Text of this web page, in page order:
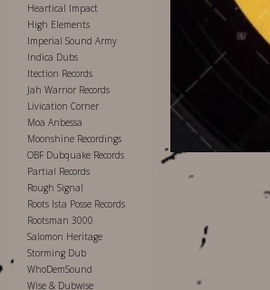
Heartical Impact
High Elements
Imperial Sound Army
Indica Dubs
Itection Records
Jah Warrior Records
Livication Corner
Moa Anbessa
Moonshine Recordings
OBF Dubquake Records
Partial Records
Rough Signal
Roots Ista Posse Records
Rootsman 3000
Salomon Heritage
Storming Dub
WhoDemSound
Wise & Dubwise